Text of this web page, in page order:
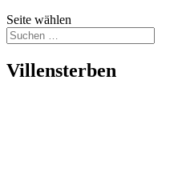
Seite wählen
Villensterben